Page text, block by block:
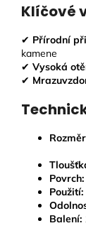
Klíčové
✔ Přírodní
kamene
✔ Vysoká
✔
Povrch:
Použití:
Balení: